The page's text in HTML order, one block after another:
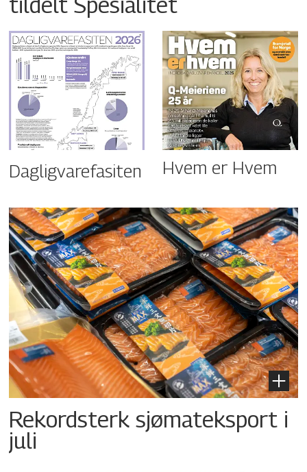
Dagligvarefasiten Hvem er Hvem
Rekordsterk sjømateksport i
juli